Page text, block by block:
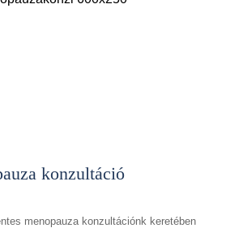
konzultáció
menopauza konzultációnk keretében